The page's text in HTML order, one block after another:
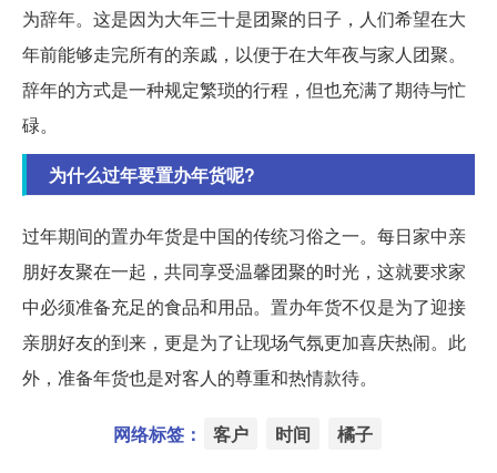
为辞年。这是因为大年三十是团聚的日子，人们希望在大
年前能够走完所有的亲戚，以便于在大年夜与家人团聚。
辞年的方式是一种规定繁琐的行程，但也充满了期待与忙
碌。
为什么过年要置办年货呢?
过年期间的置办年货是中国的传统习俗之一。每日家中亲
朋好友聚在一起，共同享受温馨团聚的时光，这就要求家
中必须准备充足的食品和用品。置办年货不仅是为了迎接
亲朋好友的到来，更是为了让现场气氛更加喜庆热闹。此
外，准备年货也是对客人的尊重和热情款待。
网络标签： 客户 时间 橘子